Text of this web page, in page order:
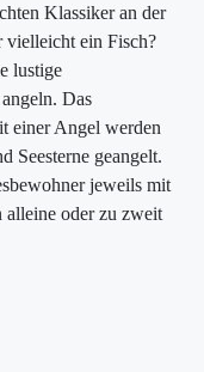
Klassiker an der
vielleicht ein Fisch?
lustige
Das
einer Angel werden
Seesterne geangelt.
jeweils mit
alleine oder zu zweit